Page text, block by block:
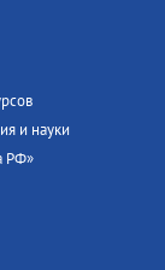
и науки
РФ»